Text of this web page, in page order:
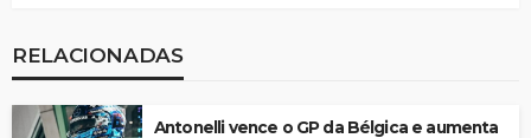
RELACIONADAS
Antonelli vence o GP da Bélgica e aumenta